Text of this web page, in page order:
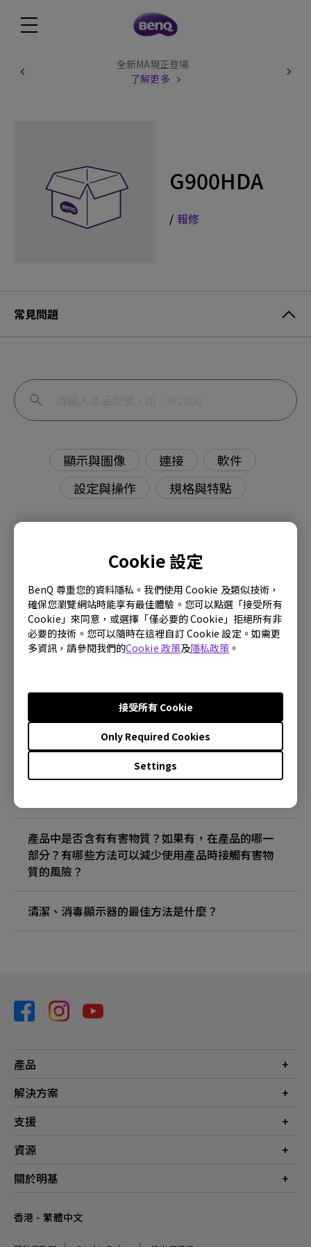
Cookie 設定
BenQ 尊重您的資料隱私。我們使用 Cookie 及類似技術，
確保您瀏覽網站時能享有最佳體驗。您可以點選「接受所有
Cookie」來同意，或選擇「僅必要的 Cookie」拒絕所有非
必要的技術。您可以隨時在這裡自訂 Cookie 設定。如需更
多資訊，請參閱我們的Cookie 政策及隱私政策 。
Settings
Only Required Cookies
接受所有 Cookie
全新MA現正登場
了解更多
G900HDA
/ 報修
常見問題
顯示與圖像 連接
軟件
設定與操作
規格與特點
明基顯示器內建揚聲器無音訊輸出如何解決？
PMU（Palette Master Ultimate）和
PME（Palette Master Element）有什麼區別？
什麼是圖像殘留以及如何避免它？
為什麼我的顯示器有閃爍？
ECO 傳感器的最大檢測範圍是多少？ 為什麼顯示器
產品中是否含有有害物質？如果有，在產品的哪一
部分？有哪些方法可以減少使用產品時接觸有害物
質的風險？
清潔、消毒顯示器的最佳方法是什麼？
產品
投影機
燈具
解決方案
商業
電競
支援
聯絡我們
常見問答
服務網點
資源
投影機投射距離計算器
關於明基
品牌
香港 - 繁體中文